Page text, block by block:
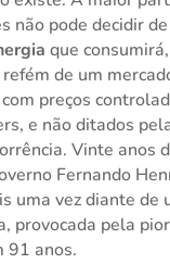
não pode decidir
que consumirá,
de um
preços
e não ditados
Vinte anos
Fernando
uma vez diante de
provocada pela pior
91 anos.